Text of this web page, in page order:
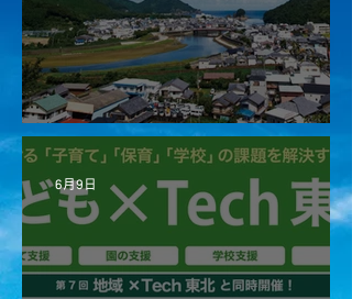
経営体制移行のお知らせ
6月9日